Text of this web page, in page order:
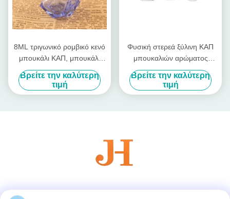
8ML τριγωνικό ρομβικό κενό
μπουκάλι ΚΑΠ, μπουκάλι
αρώματος αυτοκινήτων,
μπουκάλι αρώματος
χρώματος, μπουκάλι γυαλιού
Βρείτε την καλύτερη
τιμή
Φυσική στερεά ξύλινη ΚΑΠ
μπουκαλιών αρώματος
τύπων κυλίνδρων με το
μπουκάλι
Βρείτε την καλύτερη
τιμή